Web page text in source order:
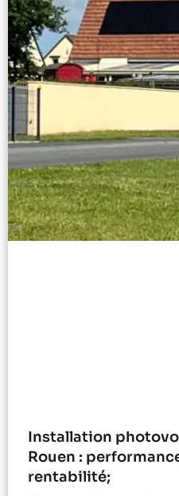
Installation
Rouen :
rentabilité;